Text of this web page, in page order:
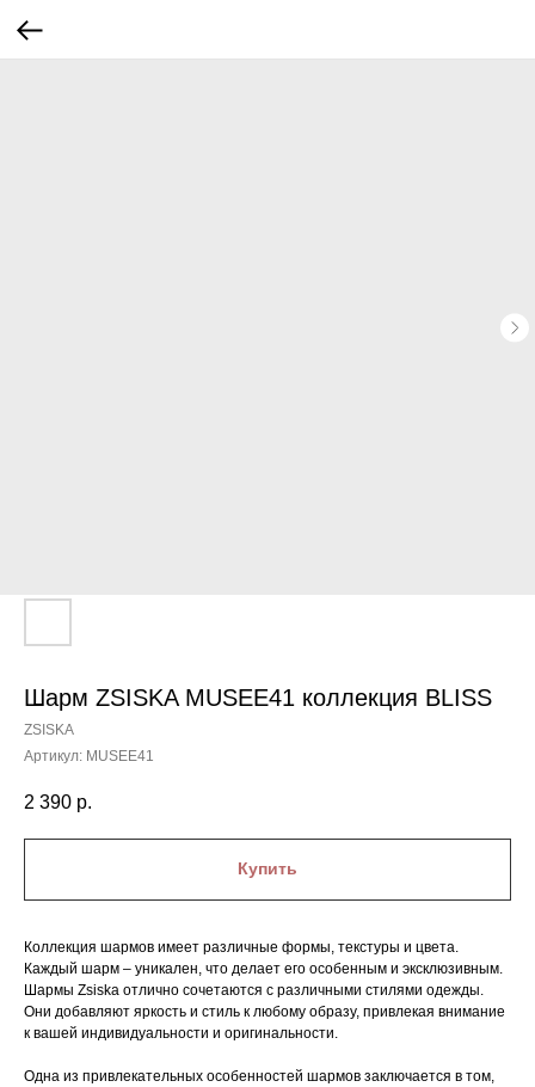
Шарм ZSISKA MUSEE41 коллекция BLISS
ZSISKA
Артикул: MUSEE41
2 390 р.
Купить
Коллекция шармов имеет различные формы, текстуры и цвета.
Каждый шарм – уникален, что делает его особенным и эксклюзивным.
Шармы Zsiska отлично сочетаются с различными стилями одежды.
Они добавляют яркость и стиль к любому образу, привлекая внимание
к вашей индивидуальности и оригинальности.
Одна из привлекательных особенностей шармов заключается в том,